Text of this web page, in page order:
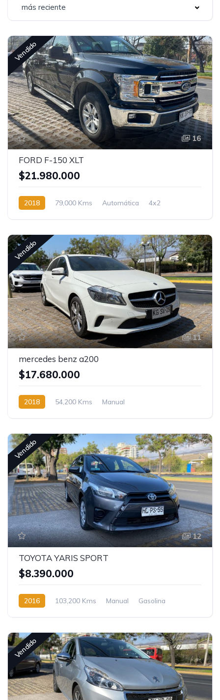
más reciente
Vendido
16
FORD F-150 XLT
$21.980.000
2018 79,000 Kms Automática 4x2
Vendido
11
mercedes benz a200
$17.680.000
2018 54,200 Kms Manual
Vendido
12
TOYOTA YARIS SPORT
$8.390.000
2016 103,200 Kms Manual Gasolina
Vendido